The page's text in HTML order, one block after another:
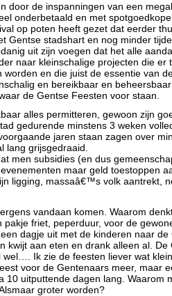
door de inspanningen van een
onderbetaald en met
op poten heeft gezet dat eerder
Gentse stadshart en nog minder
uit zijn voegen dat het alle
naar kleinschalige projecten die er
en die juist de essentie van
en bereikbaar en
de Gentse Feesten voor staan.
alles permitteren, gewoon zijn
gedurende minstens 3 weken
jaren staan zagen over
lang grijsgedraaid.
men subsidies (en dus
maar geld toestoppen
ligging, massaâ€™s volk aantrekt,
vandaan komen. Waarom
pakje friet, peperduur, voor de
dagje uit met de kinderen naar de
kwijt aan eten en drank alleen al. De
wel…. Ik zie de feesten liever wat
voor de Gentenaars meer, maar
10 uitputtende dagen lang. Waarom
groter worden?